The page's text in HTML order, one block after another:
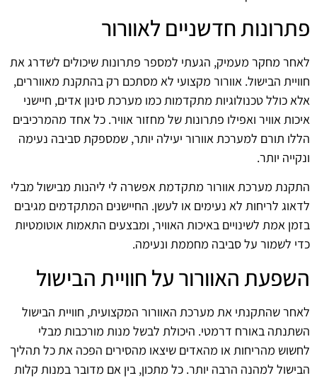
פתרונות חדשניים לאוורור
לאחר מחקר מעמיק, הגעתי למספר פתרונות שיכולים לשדרג את
חוויית הבישול. אוורור מקצועי לא מסתכם רק בהתקנת מאווררים,
אלא כולל טכנולוגיות מתקדמות כמו מערכת סינון אדים, חיישני
איכות אוויר ואפילו פתרונות של מחזור אוויר. כל אחד מהמרכיבים
הללו תורם למערכת אוורור יעילה יותר, שמספקת סביבה נעימה
ונקייה יותר.
התקנת מערכת אוורור מתקדמת אפשרה לי ליהנות מבישול מבלי
לדאוג לריחות לא נעימים או לעשן. החיישנים המתקדמים מגיבים
בזמן אמת לשינויים באיכות האוויר, ומבצעים התאמות אוטומטיות
כדי לשמור על סביבה מחממת ונעימה.
השפעת האוורור על חוויית הבישול
לאחר שהתקנתי את מערכת האוורור המקצועית, חוויית הבישול
השתנתה באורח דרמטי. היכולת לבשל מנות מורכבות מבלי
לחשוש מהריחות או מהאדים שיצאו מהסירים הפכה את כל תהליך
הבישול למהנה הרבה יותר. כל מתכון, בין אם מדובר במנות קלות